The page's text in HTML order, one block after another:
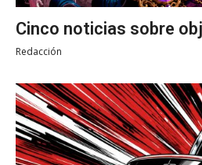
Cinco noticias sobre
Redacción